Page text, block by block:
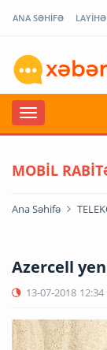
ANA SƏHİFƏ
MOBİL
Ana Səhifə
Azercell
13-07-2018 12:34